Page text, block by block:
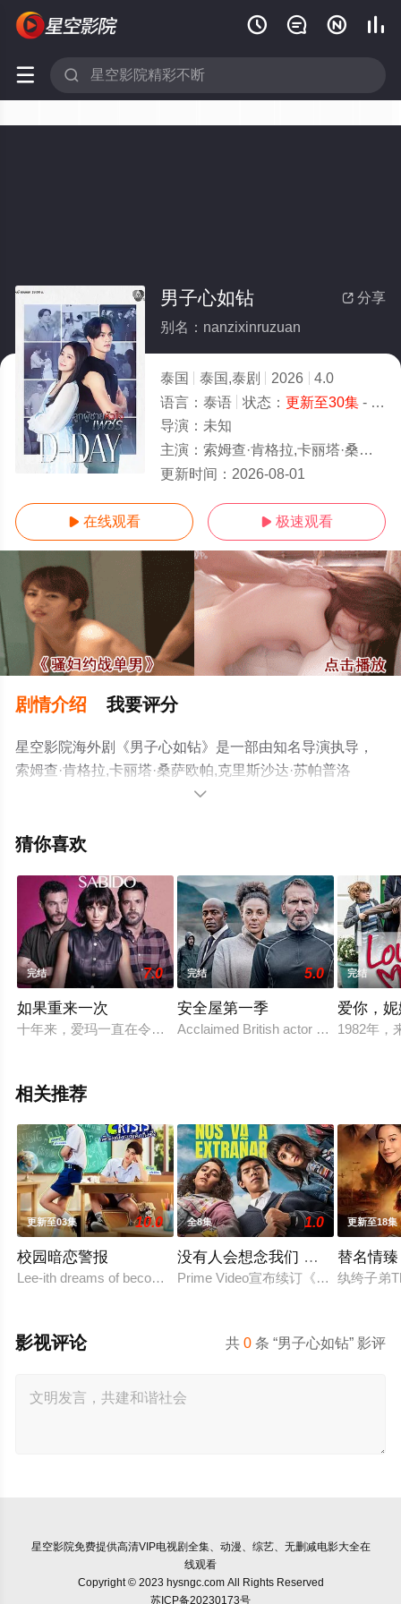
   
 
更新至30集
 分享
男子心如钻
别名：nanzixinruzuan
泰国 泰国,泰剧 2026
4.0
语言： 泰语 状态： 更新至30集- 免费在线观看
导演： 未知
主演： 索姆查·肯格拉,卡丽塔·桑萨欧帕,克里斯沙达·苏帕普洛姆,Taentawan·Taddeo
更新时间： 2026-08-01
 在线观看  极速观看
剧情介绍 我要评分
星空影院海外剧《男子心如钻》是一部由知名导演执导，
索姆查·肯格拉,卡丽塔·桑萨欧帕,克里斯沙达·苏帕普洛
姆,Taentawan·Taddeo等演员精彩演绎的泰国电视剧，免费
关信息可移步至豆瓣电视剧、电视猫或剧情网等平台了

猜你喜欢
完结 7.0
如果重来一次
十年来，爱玛一直在令人失望的婚姻中苦苦挣扎，直到一个不可
完结 5.0
安全屋第一季
Acclaimed British actor Christopher
完结
爱你，
1982年，
相关推荐
更新至03集 10.0
校园暗恋警报
Lee-ith dreams of becoming a cool indie roc
全8集 1.0
没有人会想念我们 第二季
Prime Video宣布续订《没有人会想
更新至18集
替名情臻
纨绔子弟
共0 条 “男子心如钻” 影评
影视评论
星空影院免费提供高清VIP电视剧全集、动漫、综艺、无删减电影大全在
线观看
Copyright © 2023 hysngc.com All Rights Reserved
苏ICP备20230173号